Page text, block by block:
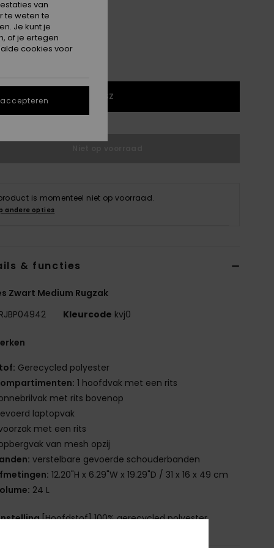
1SZ
is momenteel niet op voorraad.
andere opties
& functies
Zwart Medium Rugzak
Kleurcode kvj0
Gerecycled polyester
1 hoofdvak met een rits
met rits bovenop
laptopvak
met een rits
van mesh opzij
verstelbare gevoerde schouderbanden
12.20"H x 6.29"W x 19.29"D / 31 x 16 x 49 cm
24 L
[Hoofdstof] 100% gerecycled polyester
van
te weten te
Je kunt je
of je ertegen
cookies voor